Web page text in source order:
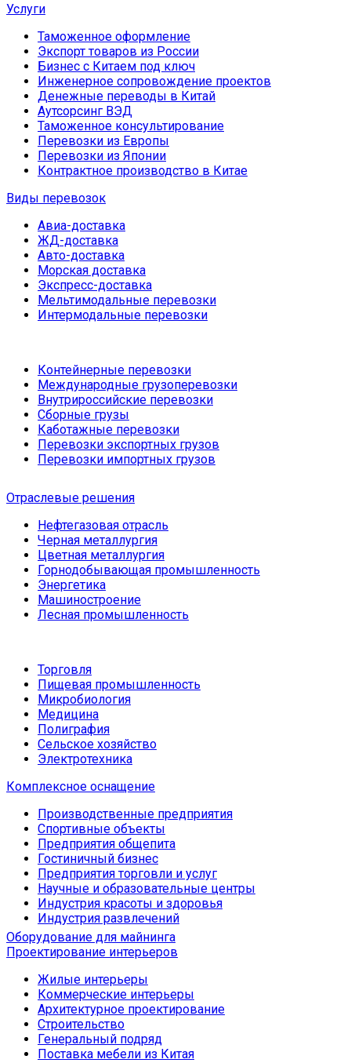
Услуги
Таможенное оформление
Экспорт товаров из России
Бизнес с Китаем под ключ
Инженерное сопровождение проектов
Денежные переводы в Китай
Аутсорсинг ВЭД
Таможенное консультирование
Перевозки из Европы
Перевозки из Японии
Контрактное производство в Китае
Виды перевозок
Авиа-доставка
ЖД-доставка
Авто-доставка
Морская доставка
Экспресс-доставка
Мельтимодальные перевозки
Интермодальные перевозки
Контейнерные перевозки
Международные грузоперевозки
Внутрироссийские перевозки
Сборные грузы
Каботажные перевозки
Перевозки экспортных грузов
Перевозки импортных грузов
Отраслевые решения
Нефтегазовая отрасль
Черная металлургия
Цветная металлургия
Горнодобывающая промышленность
Энергетика
Машиностроение
Лесная промышленность
Торговля
Пищевая промышленность
Микробиология
Медицина
Полиграфия
Сельское хозяйство
Электротехника
Комплексное оснащение
Производственные предприятия
Спортивные объекты
Предприятия общепита
Гостиничный бизнес
Предприятия торговли и услуг
Научные и образовательные центры
Индустрия красоты и здоровья
Индустрия развлечений
Оборудование для майнинга
Проектирование интерьеров
Жилые интерьеры
Коммерческие интерьеры
Архитектурное проектирование
Строительство
Генеральный подряд
Поставка мебели из Китая